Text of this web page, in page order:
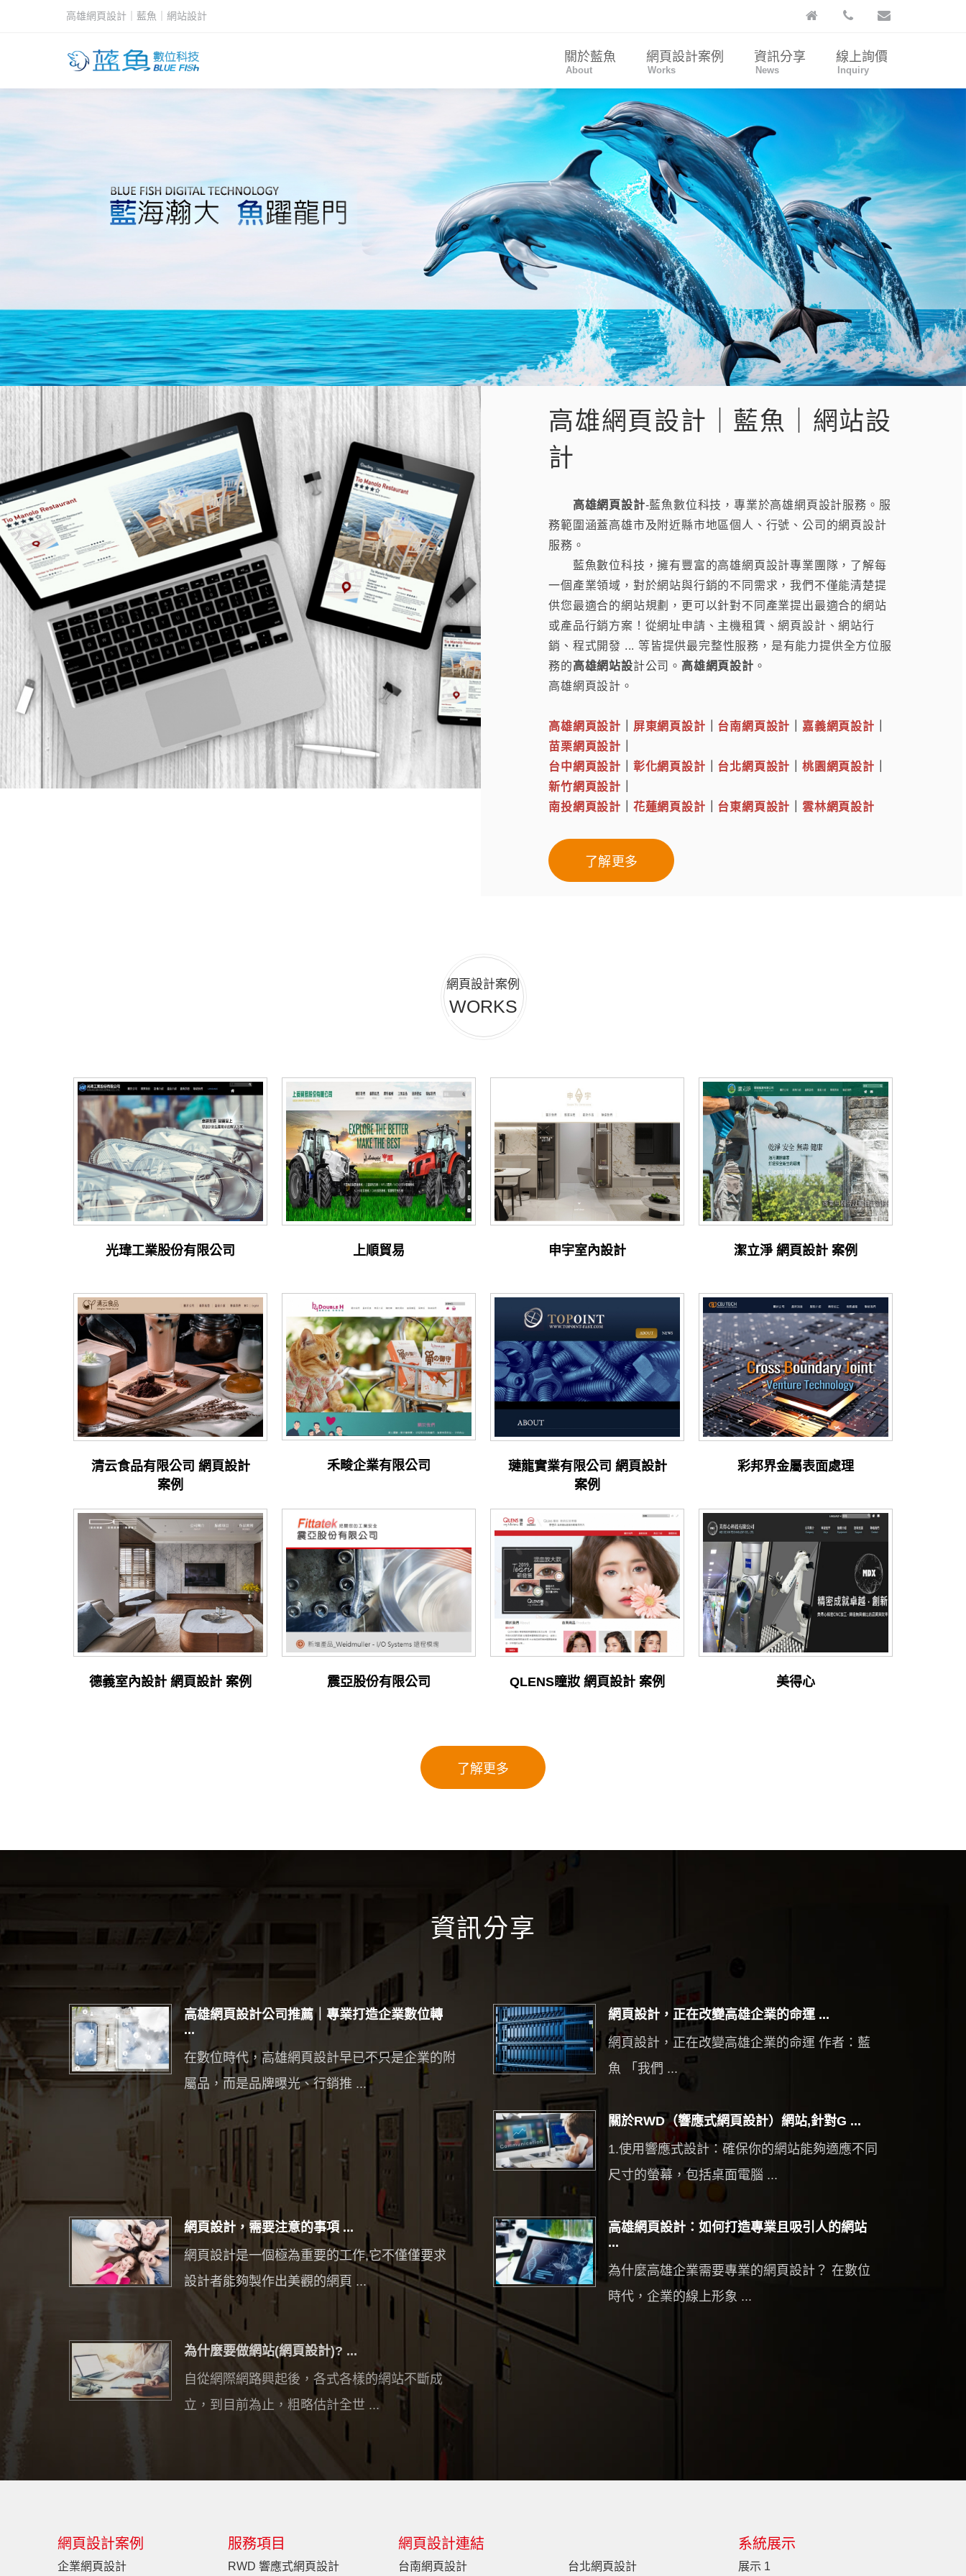
高雄網頁設計｜藍魚｜網站設計
關於藍魚
About
網頁設計案例
Works
資訊分享
News
線上詢價
Inquiry
高雄網頁設計｜藍魚｜網站設
計
高雄網頁設計-藍魚數位科技，專業於高雄網頁設計服務。服
務範圍涵蓋高雄市及附近縣市地區個人、行號、公司的網頁設計
服務。
藍魚數位科技，擁有豐富的高雄網頁設計專業團隊，了解每
一個產業領域，對於網站與行銷的不同需求，我們不僅能清楚提
供您最適合的網站規劃，更可以針對不同產業提出最適合的網站
或產品行銷方案！從網址申請、主機租賃、網頁設計、網站行
銷、程式開發 ... 等皆提供最完整性服務，是有能力提供全方位服
務的高雄網站設計公司。 高雄網頁設計 。
高雄網頁設計。
高雄網頁設計 屏東網頁設計 台南網頁設計 嘉義網頁設計
苗栗網頁設計
台中網頁設計
彰化網頁設計 台北網頁設計 ｜桃園網頁設計
新竹網頁設計
南投網頁設計
花蓮網頁設計 台東網頁設計 ｜雲林網頁設計
了解更多
網頁設計案例
WORKS
光瑋工業股份有限公司 上順貿易 申宇室內設計 潔立淨 網頁設計 案例
清云食品有限公司 網頁設計
案例
禾畯企業有限公司
璉龍實業有限公司 網頁設計
案例
彩邦界金屬表面處理
德義室內設計 網頁設計 案例 震亞股份有限公司 QLENS瞳妝 網頁設計 案例 美得心
了解更多
資訊分享
高雄網頁設計公司推薦｜專業打造企業數位轉
...
在數位時代，高雄網頁設計早已不只是企業的附
屬品，而是品牌曝光、行銷推 ...
網頁設計，正在改變高雄企業的命運 ...
網頁設計，正在改變高雄企業的命運 作者：藍
魚 「我們 ...
關於RWD（響應式網頁設計）網站,針對G ...
1.使用響應式設計：確保你的網站能夠適應不同
尺寸的螢幕，包括桌面電腦 ...
網頁設計，需要注意的事項 ...
網頁設計是一個極為重要的工作,它不僅僅要求
設計者能夠製作出美觀的網頁 ...
高雄網頁設計：如何打造專業且吸引人的網站
...
為什麼高雄企業需要專業的網頁設計？ 在數位
時代，企業的線上形象 ...
為什麼要做網站(網頁設計)? ...
自從網際網路興起後，各式各樣的網站不斷成
立，到目前為止，粗略估計全世 ...
網頁設計案例
企業網頁設計
服務項目
RWD 響應式網頁設計
網頁設計連結
台南網頁設計 台北網頁設計
系統展示
展示 1